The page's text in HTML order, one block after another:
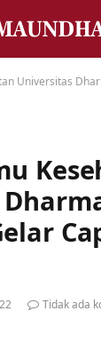
Dharmas
Tidak ada